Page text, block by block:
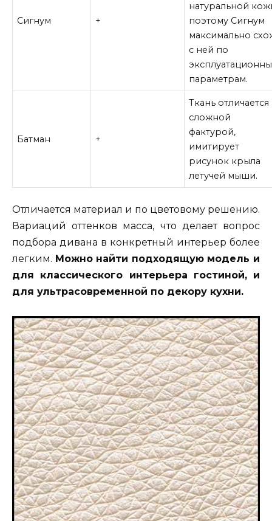
Сигнум +
натуральной
поэтому Сигнум
максимально
с ней по
параметрам.
Батман +
Ткань отличается
сложной
фактурой,
имитирует
рисунок крыла
летучей мыши.
Отличается материал и по цветовому решению.
Вариаций оттенков масса, что делает вопрос
подбора дивана в конкретный интерьер более
легким. Можно найти подходящую модель и
для классического интерьера гостиной, и
для ультрасовременной по декору кухни.